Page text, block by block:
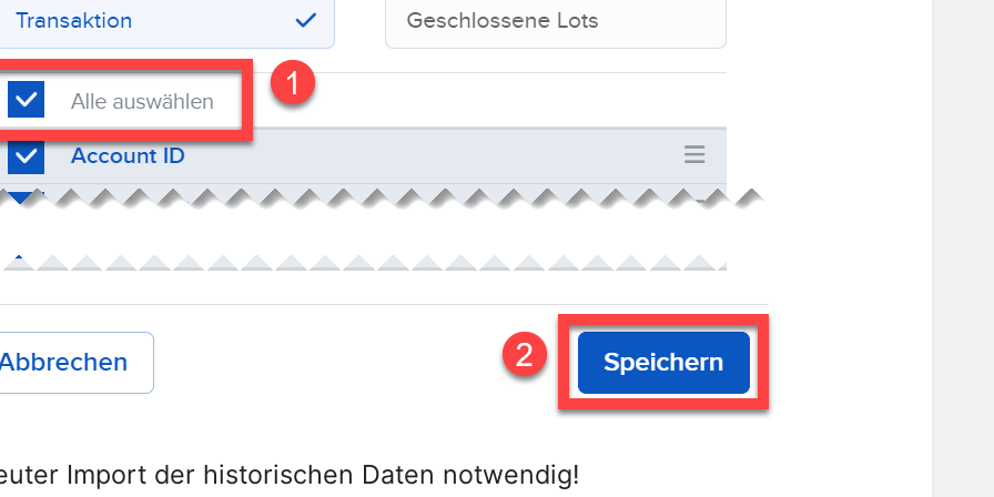
Import der historischen Daten notwendig!